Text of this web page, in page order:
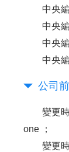
中央
中央
中央
中央
公司
變更
one ；
變更